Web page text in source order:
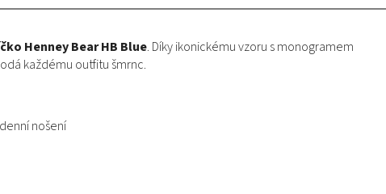
Henney Bear HB Blue. Díky ikonickému vzoru s monogramem
každému outfitu šmrnc.
nošení